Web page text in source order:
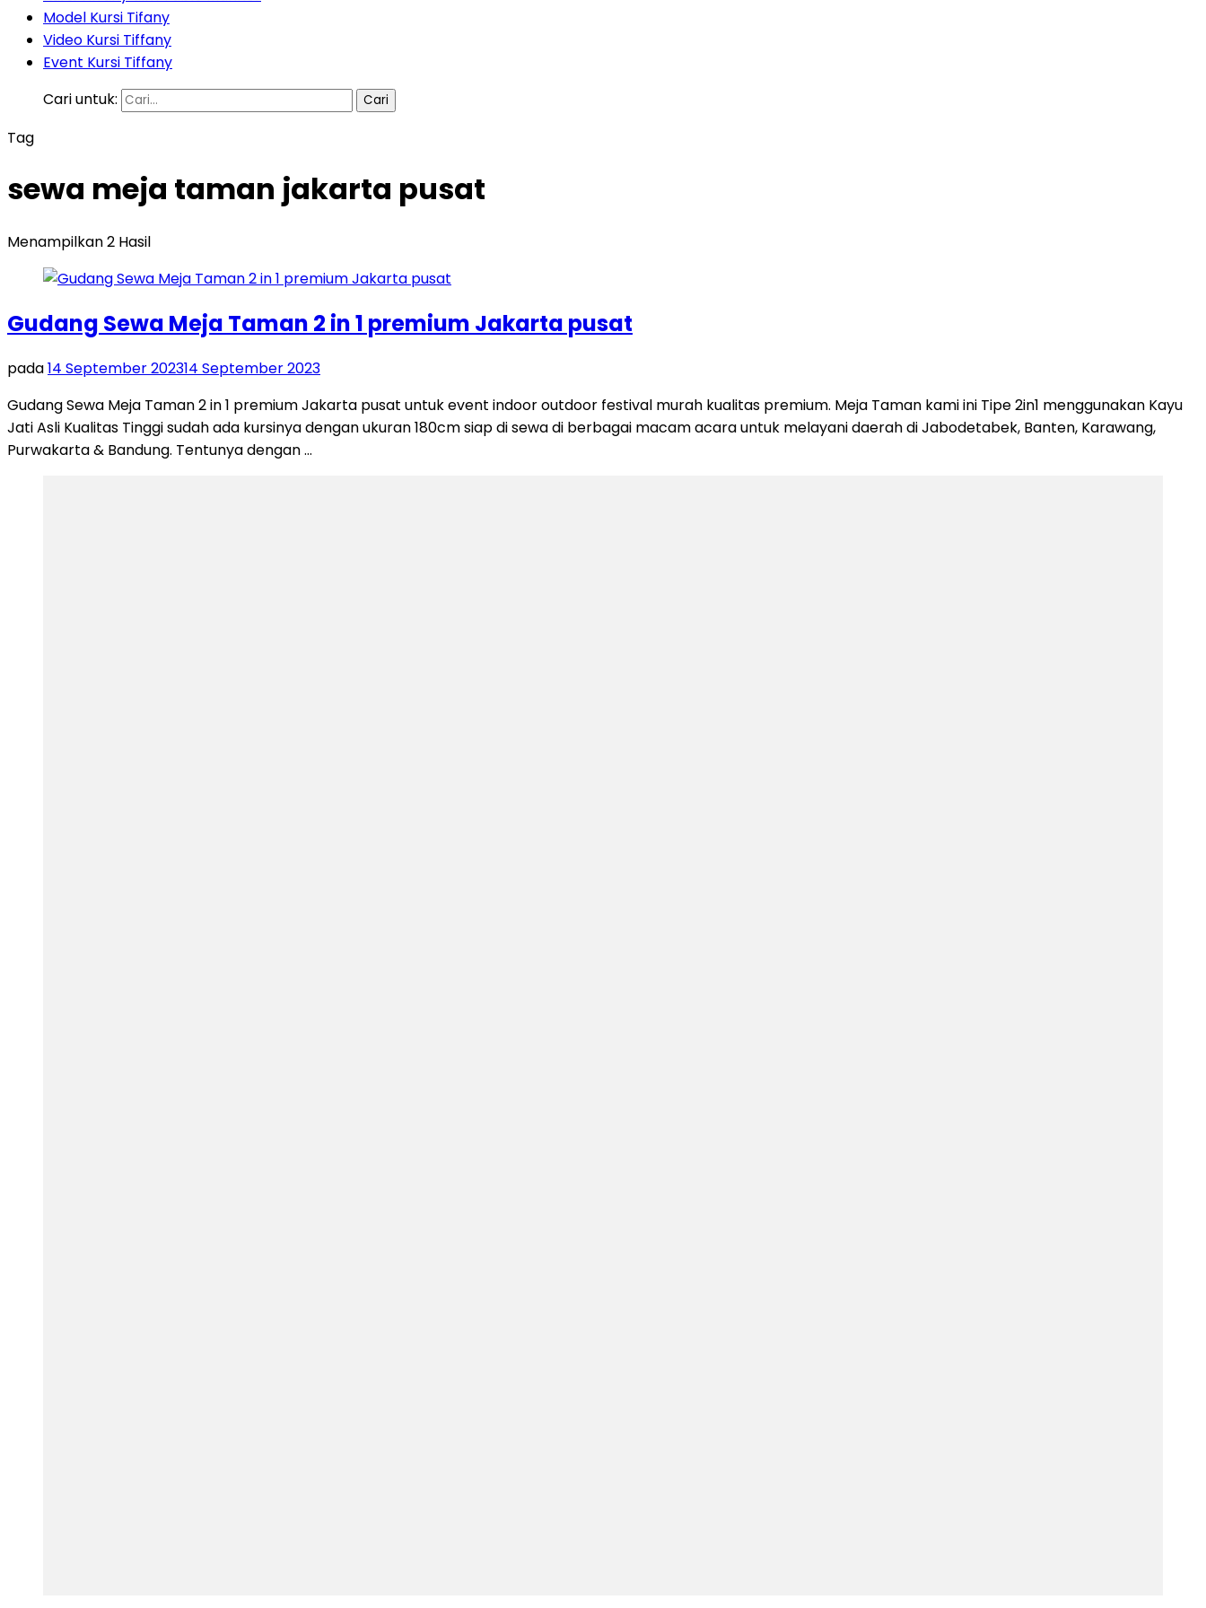
Model Kursi Tifany
Video Kursi Tiffany
Event Kursi Tiffany
Cari untuk:
Tag
sewa meja taman jakarta pusat
Menampilkan 2 Hasil
Gudang Sewa Meja Taman 2 in 1 premium Jakarta pusat
pada14 September 202314 September 2023
Gudang Sewa Meja Taman 2 in 1 premium Jakarta pusat untuk event indoor outdoor festival murah kualitas premium. Meja Taman kami ini Tipe 2in1 menggunakan Kayu
Jati Asli Kualitas Tinggi sudah ada kursinya dengan ukuran 180cm siap di sewa di berbagai macam acara untuk melayani daerah di Jabodetabek, Banten, Karawang,
Purwakarta & Bandung. Tentunya dengan …